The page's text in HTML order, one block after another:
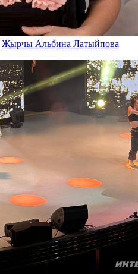
Җырчы Альбина Латыйпова